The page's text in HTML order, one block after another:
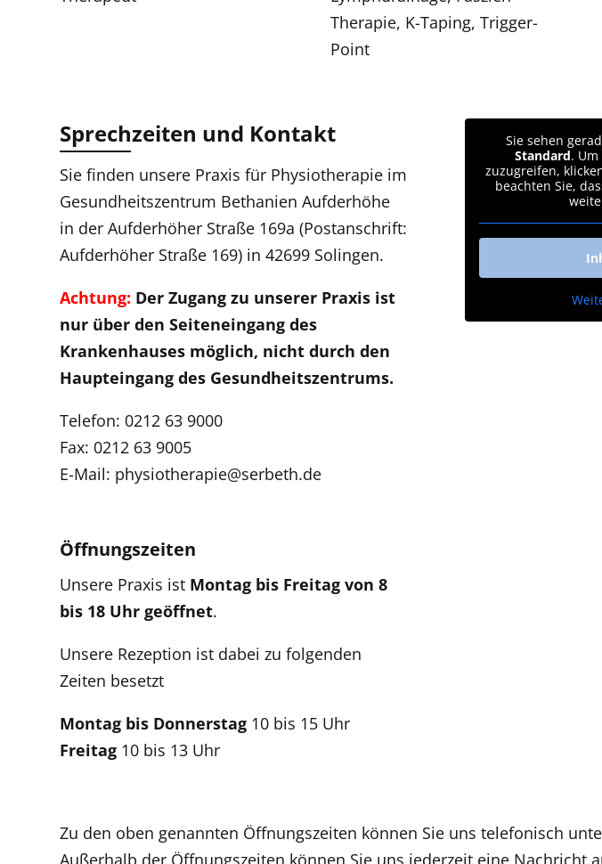
Therapie, K-Taping, Trigger-
Point
Sprechzeiten und Kontakt
Sie finden unsere Praxis für Physiotherapie im
Gesundheitszentrum Bethanien Aufderhöhe
in der Aufderhöher Straße 169a (Postanschrift:
Aufderhöher Straße 169) in 42699 Solingen.
Achtung: Der Zugang zu unserer Praxis ist
nur über den Seiteneingang des
Krankenhauses möglich, nicht durch den
Haupteingang des Gesundheitszentrums.
Telefon: 0212 63 9000
Fax: 0212 63 9005
E-Mail: physiotherapie@serbeth.de
Öffnungszeiten
Unsere Praxis ist Montag bis Freitag von 8
bis 18 Uhr geöffnet.
Unsere Rezeption ist dabei zu folgenden
Zeiten besetzt
Montag bis Donnerstag 10 bis 15 Uhr
Freitag 10 bis 13 Uhr
Sie sehen
Standard.
zuzugreifen,
beachten Sie,
Zu den oben genannten Öffnungszeiten können Sie uns telefonisch